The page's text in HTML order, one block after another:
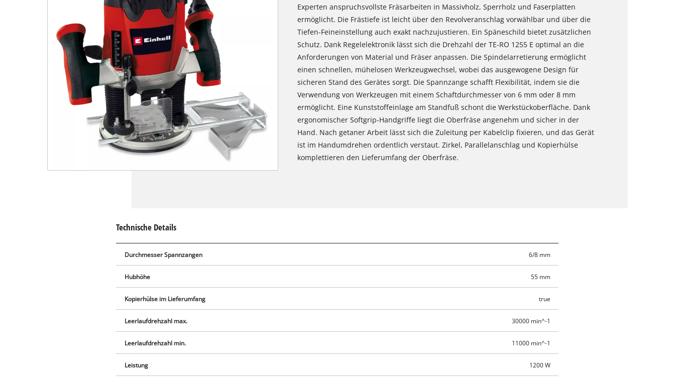
Experten anspruchsvollste Fräsarbeiten in Massivholz, Sperrholz und Faserplatten
ermöglicht. Die Frästiefe ist leicht über den Revolveranschlag vorwählbar und über die
Tiefen-Feineinstellung auch exakt nachzujustieren. Ein Späneschild bietet zusätzlichen
Schutz. Dank Regelelektronik lässt sich die Drehzahl der TE-RO 1255 E optimal an die
Anforderungen von Material und Fräser anpassen. Die Spindelarretierung ermöglicht
einen schnellen, mühelosen Werkzeugwechsel, wobei das ausgewogene Design für
sicheren Stand des Gerätes sorgt. Die Spannzange schafft Flexibilität, indem sie die
Verwendung von Werkzeugen mit einem Schaftdurchmesser von 6 mm oder 8 mm
ermöglicht. Eine Kunststoffeinlage am Standfuß schont die Werkstückoberfläche. Dank
ergonomischer Softgrip-Handgriffe liegt die Oberfräse angenehm und sicher in der
Hand. Nach getaner Arbeit lässt sich die Zuleitung per Kabelclip fixieren, und das Gerät
ist im Handumdrehen ordentlich verstaut. Zirkel, Parallelanschlag und Kopierhülse
komplettieren den Lieferumfang der Oberfräse.
Technische Details
Durchmesser Spannzangen 6/8 mm
Hubhöhe 55 mm
Kopierhülse im Lieferumfang true
Leerlaufdrehzahl max. 30000 min^-1
Leerlaufdrehzahl min. 11000 min^-1
Leistung 1200 W